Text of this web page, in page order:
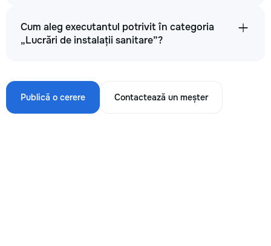
Cum aleg executantul potrivit în categoria
„Lucrări de instalații sanitare”?
Publică o cerere Contactează un meșter